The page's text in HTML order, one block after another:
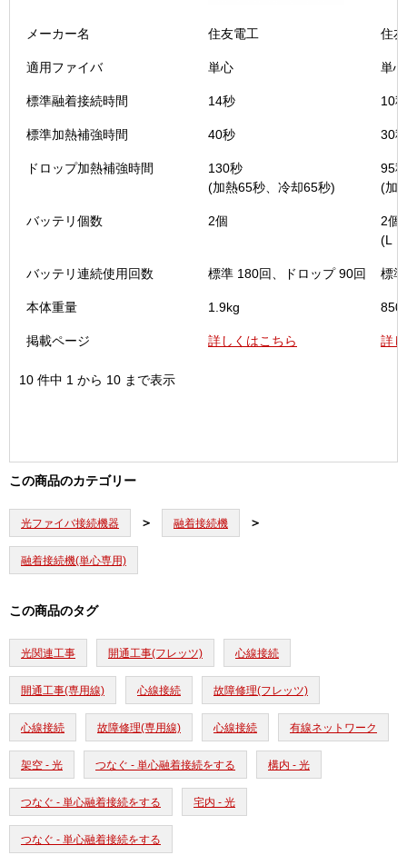
メーカー名 住友電工 住
適用ファイバ 単心 単心
標準融着接続時間 14秒 10秒
標準加熱補強時間 40秒 30秒
ドロップ加熱補強時間
130秒
(加熱65秒、冷却65秒)
95秒
(加
バッテリ個数 2個
2個
(L
バッテリ連続使用回数 標準 180回、ドロップ 90回 標
本体重量 1.9kg
掲載ページ 詳しくはこちら 詳
10 件中 1 から 10 まで表示
この商品のカテゴリー
光ファイバ接続機器 融着接続機
融着接続機(単心専用)
この商品のタグ
光関連工事 開通工事(フレッツ) 心線接続
開通工事(専用線) 心線接続 故障修理(フレッツ)
心線接続 故障修理(専用線) 心線接続 有線ネットワーク
架空 - 光 つなぐ - 単心融着接続をする 構内 - 光
つなぐ - 単心融着接続をする 宅内 - 光
つなぐ - 単心融着接続をする